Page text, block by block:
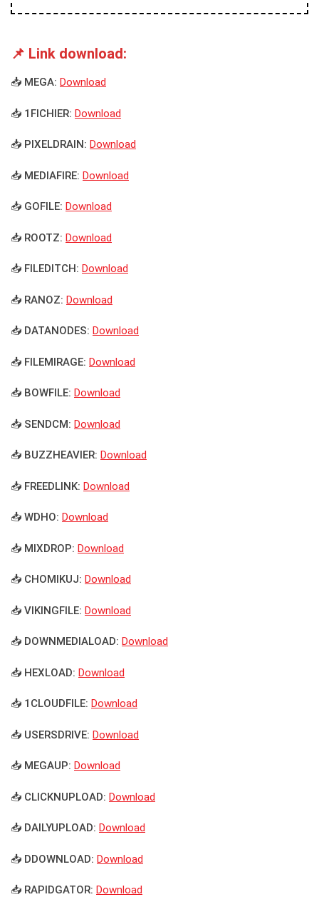
📌 Link download:
📥 MEGA: Download
📥 1FICHIER: Download
📥 PIXELDRAIN: Download
📥 MEDIAFIRE: Download
📥 GOFILE: Download
📥 ROOTZ: Download
📥 FILEDITCH: Download
📥 RANOZ: Download
📥 DATANODES: Download
📥 FILEMIRAGE: Download
📥 BOWFILE: Download
📥 SENDCM: Download
📥 BUZZHEAVIER: Download
📥 FREEDLINK: Download
📥 WDHO: Download
📥 MIXDROP: Download
📥 CHOMIKUJ: Download
📥 VIKINGFILE: Download
📥 DOWNMEDIALOAD: Download
📥 HEXLOAD: Download
📥 1CLOUDFILE: Download
📥 USERSDRIVE: Download
📥 MEGAUP: Download
📥 CLICKNUPLOAD: Download
📥 DAILYUPLOAD: Download
📥 DDOWNLOAD: Download
📥 RAPIDGATOR: Download